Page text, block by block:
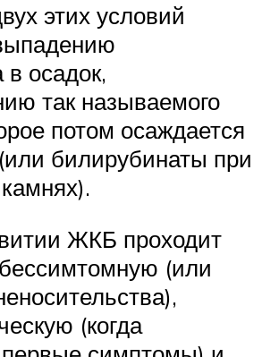
этих условий
в осадок,
так называемого
потом осаждается
билирубинаты при
ЖКБ проходит
(или
(когда